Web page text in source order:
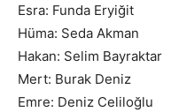
Esra: Funda Eryiğit
Hüma: Seda Akman
Hakan: Selim Bayraktar
Mert: Burak Deniz
Emre: Deniz Celiloğlu